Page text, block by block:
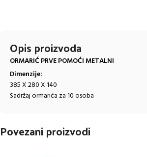
Opis proizvoda
ORMARIĆ PRVE POMOĆI METALNI
Dimenzije:
385 X 280 X 140
Sadržaj ormarića za 10 osoba
Povezani proizvodi